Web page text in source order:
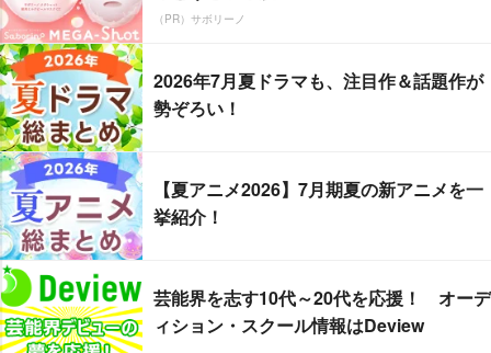
（PR）サボリーノ
2026年7月夏ドラマも、注目作＆話題作が
勢ぞろい！
【夏アニメ2026】7月期夏の新アニメを一
挙紹介！
芸能界を志す10代～20代を応援！ オーデ
ィション・スクール情報はDeview